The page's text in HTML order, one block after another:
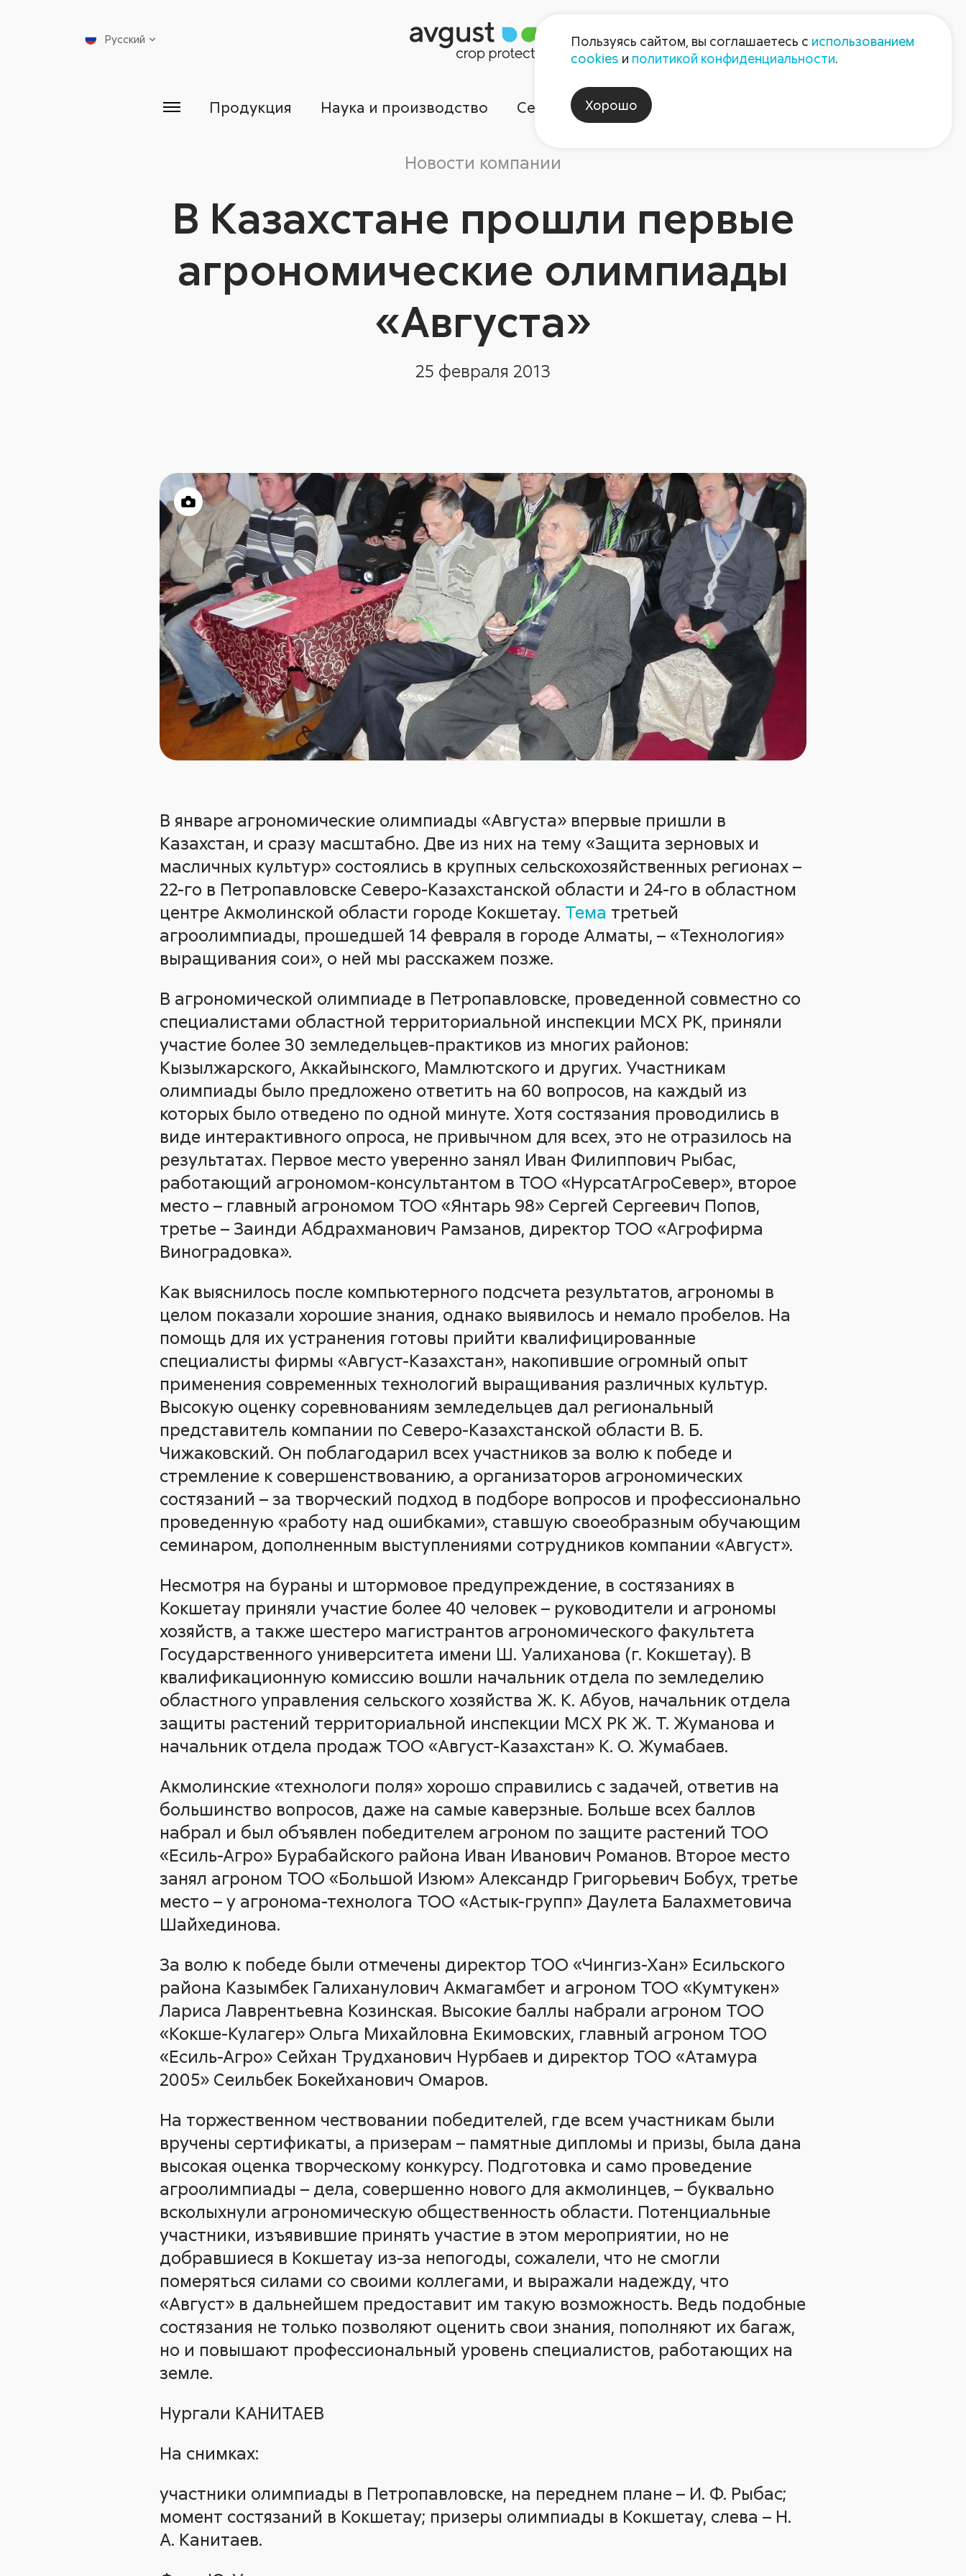
Пресс-центр Контакты
Русский
Продукция Наука и производство Сервисы Компания
Новости компании
В Казахстане прошли первые
агрономические олимпиады
«Августа»
25 февраля 2013
В январе агрономические олимпиады «Августа» впервые пришли в
Казахстан, и сразу масштабно. Две из них на тему «Защита зерновых и
масличных культур» состоялись в крупных сельскохозяйственных регионах –
22-го в Петропавловске Северо-Казахстанской области и 24-го в областном
центре Акмолинской области городе Кокшетау. Тема третьей
агроолимпиады, прошедшей 14 февраля в городе Алматы, – «Технология»
выращивания сои», о ней мы расскажем позже.
В агрономической олимпиаде в Петропавловске, проведенной совместно со
специалистами областной территориальной инспекции МСХ РК, приняли
участие более 30 земледельцев-практиков из многих районов:
Кызылжарского, Аккайынского, Мамлютского и других. Участникам
олимпиады было предложено ответить на 60 вопросов, на каждый из
которых было отведено по одной минуте. Хотя состязания проводились в
виде интерактивного опроса, не привычном для всех, это не отразилось на
результатах. Первое место уверенно занял Иван Филиппович Рыбас,
работающий агрономом-консультантом в ТОО «НурсатАгроСевер», второе
место – главный агрономом ТОО «Янтарь 98» Сергей Сергеевич Попов,
третье – Заинди Абдрахманович Рамзанов, директор ТОО «Агрофирма
Виноградовка».
Как выяснилось после компьютерного подсчета результатов, агрономы в
целом показали хорошие знания, однако выявилось и немало пробелов. На
помощь для их устранения готовы прийти квалифицированные
специалисты фирмы «Август-Казахстан», накопившие огромный опыт
применения современных технологий выращивания различных культур.
Высокую оценку соревнованиям земледельцев дал региональный
представитель компании по Северо-Казахстанской области В. Б.
Чижаковский. Он поблагодарил всех участников за волю к победе и
стремление к совершенствованию, а организаторов агрономических
состязаний – за творческий подход в подборе вопросов и профессионально
проведенную «работу над ошибками», ставшую своеобразным обучающим
семинаром, дополненным выступлениями сотрудников компании «Август».
Несмотря на бураны и штормовое предупреждение, в состязаниях в
Кокшетау приняли участие более 40 человек – руководители и агрономы
хозяйств, а также шестеро магистрантов агрономического факультета
Государственного университета имени Ш. Уалиханова (г. Кокшетау). В
квалификационную комиссию вошли начальник отдела по земледелию
областного управления сельского хозяйства Ж. К. Абуов, начальник отдела
защиты растений территориальной инспекции МСХ РК Ж. Т. Жуманова и
начальник отдела продаж ТОО «Август-Казахстан» К. О. Жумабаев.
Акмолинские «технологи поля» хорошо справились с задачей, ответив на
большинство вопросов, даже на самые каверзные. Больше всех баллов
набрал и был объявлен победителем агроном по защите растений ТОО
«Есиль-Агро» Бурабайского района Иван Иванович Романов. Второе место
занял агроном ТОО «Большой Изюм» Александр Григорьевич Бобух, третье
место – у агронома-технолога ТОО «Астык-групп» Даулета Балахметовича
Шайхединова.
За волю к победе были отмечены директор ТОО «Чингиз-Хан» Есильского
района Казымбек Галиханулович Акмагамбет и агроном ТОО «Кумтукен»
Лариса Лаврентьевна Козинская. Высокие баллы набрали агроном ТОО
«Кокше-Кулагер» Ольга Михайловна Екимовских, главный агроном ТОО
«Есиль-Агро» Сейхан Трудханович Нурбаев и директор ТОО «Атамура
2005» Сеильбек Бокейханович Омаров.
На торжественном чествовании победителей, где всем участникам были
вручены сертификаты, а призерам – памятные дипломы и призы, была дана
высокая оценка творческому конкурсу. Подготовка и само проведение
агроолимпиады – дела, совершенно нового для акмолинцев, – буквально
всколыхнули агрономическую общественность области. Потенциальные
участники, изъявившие принять участие в этом мероприятии, но не
добравшиеся в Кокшетау из-за непогоды, сожалели, что не смогли
померяться силами со своими коллегами, и выражали надежду, что
«Август» в дальнейшем предоставит им такую возможность. Ведь подобные
состязания не только позволяют оценить свои знания, пополняют их багаж,
но и повышают профессиональный уровень специалистов, работающих на
земле.
Нургали КАНИТАЕВ
На снимках:
участники олимпиады в Петропавловске, на переднем плане – И. Ф. Рыбас;
момент состязаний в Кокшетау; призеры олимпиады в Кокшетау, слева – Н.
А. Канитаев.
Пользуясь сайтом, вы соглашаетесь с использованием
cookies и политикой конфиденциальности.
Хорошо